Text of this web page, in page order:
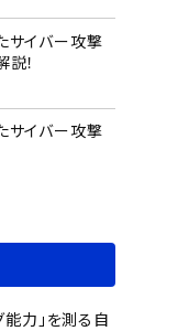
サイバー攻撃
！
サイバー攻撃
能力」を測る自